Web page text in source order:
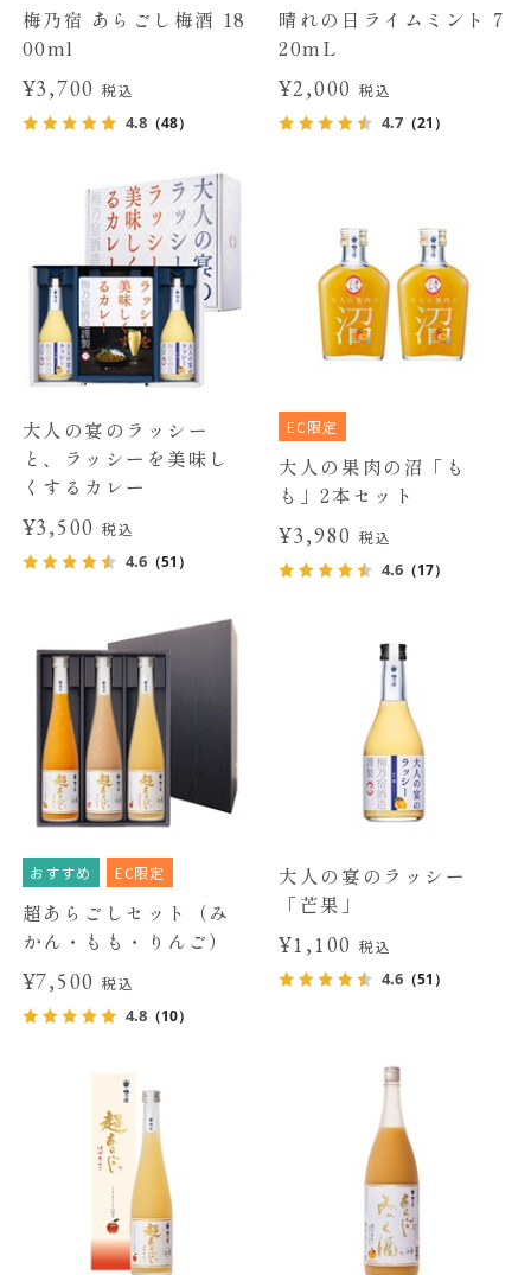
梅乃宿 あらごし梅酒 18
00ml
¥3,700税込
4.8（48）
晴れの日ライムミント 7
20mL
¥2,000 税込
4.7 （21）
大人の宴のラッシー
と、ラッシーを美味し
くするカレー
¥3,500税込
4.6（51）
EC限定
大人の果肉の沼「も
も」2本セット
¥3,980 税込
4.6 （17）
おすすめ EC限定
超あらごしセット（み
かん・もも・りんご）
¥7,500税込
4.8（10）
大人の宴のラッシー
「芒果」
¥1,100 税込
4.6 （51）